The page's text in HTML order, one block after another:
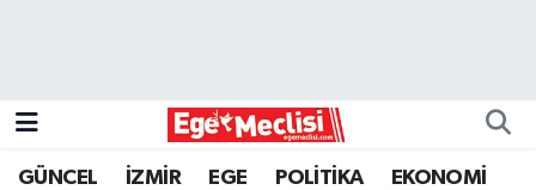
GÜNCEL İZMİR EGE POLİTİKA EKONOMİ